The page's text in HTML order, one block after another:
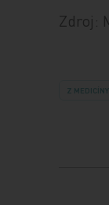
Zdroj:
Z MEDICÍNY